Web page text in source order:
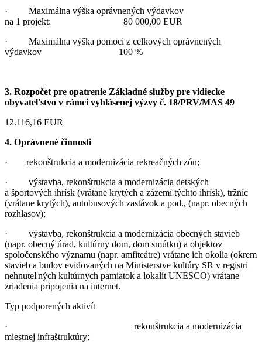
· Maximálna výška oprávnených výdavkov
na 1 projekt: 80 000,00 EUR
· Maximálna výška pomoci z celkových oprávnených
výdavkov 100 %
3. Rozpočet pre opatrenie Základné služby pre vidiecke
obyvateľstvo v rámci vyhlásenej výzvy č. 18/PRV/MAS 49
12.116,16 EUR
4. Oprávnené činnosti
· rekonštrukcia a modernizácia rekreačných zón;
· výstavba, rekonštrukcia a modernizácia detských
a športových ihrísk (vrátane krytých a zázemí týchto ihrísk), tržníc
(vrátane krytých), autobusových zastávok a pod., (napr. obecných
rozhlasov);
· výstavba, rekonštrukcia a modernizácia obecných stavieb
(napr. obecný úrad, kultúrny dom, dom smútku) a objektov
spoločenského významu (napr. amfiteátre) vrátane ich okolia (okrem
stavieb a budov evidovaných na Ministerstve kultúry SR v registri
nehnuteľných kultúrnych pamiatok a lokalít UNESCO) vrátane
zriadenia pripojenia na internet.
Typ podporených aktivít
· rekonštrukcia a modernizácia
miestnej infraštruktúry;